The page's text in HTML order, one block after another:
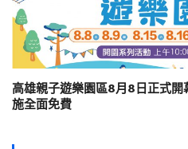
高雄親子遊樂園區8月8日正式
施全面免費